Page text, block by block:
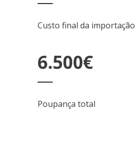
Custo final da importação
6.500€
Poupança total